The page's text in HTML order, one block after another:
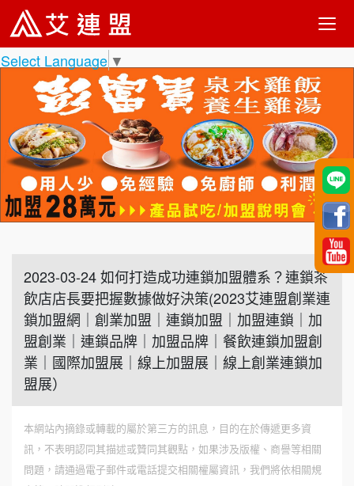
Select Language ▼
2023-03-24 如何打造成功連鎖加盟體系？連鎖茶
飲店店長要把握數據做好決策(2023艾連盟創業連
鎖加盟網｜創業加盟｜連鎖加盟｜加盟連鎖｜加
盟創業｜連鎖品牌｜加盟品牌｜餐飲連鎖加盟創
業｜國際加盟展｜線上加盟展｜線上創業連鎖加
盟展）
本網站內摘錄或轉載的屬於第三方的訊息，目的在於傳遞更多資
訊，不表明認同其描述或贊同其觀點，如果涉及版權、商譽等相關
問題，請通過電子郵件或電話提交相關權屬資訊，我們將依相關規